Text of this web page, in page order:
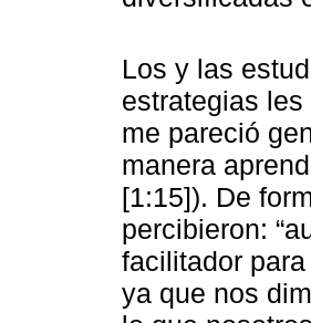
Los y las
estrategias
me pareció
manera
[1:15]). De
percibieron:
facilitador
ya que nos